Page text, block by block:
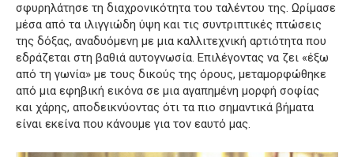
σφυρηλάτησε τη διαχρονικότητα του ταλέντου της. Ωρίμασε
μέσα από τα ιλιγγιώδη ύψη και τις συντριπτικές πτώσεις
της δόξας, αναδυόμενη με μια καλλιτεχνική αρτιότητα που
εδράζεται στη βαθιά αυτογνωσία. Επιλέγοντας να ζει «έξω
από τη γωνία» με τους δικούς της όρους, μεταμορφώθηκε
από μια εφηβική εικόνα σε μια αγαπημένη μορφή σοφίας
και χάρης, αποδεικνύοντας ότι τα πιο σημαντικά βήματα
είναι εκείνα που κάνουμε για τον εαυτό μας.